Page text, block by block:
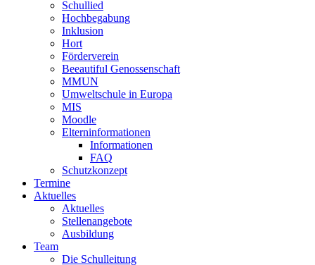
Schullied
Hochbegabung
Inklusion
Hort
Förderverein
Beeautiful Genossenschaft
MMUN
Umweltschule in Europa
MIS
Moodle
Elterninformationen
Informationen
FAQ
Schutzkonzept
Termine
Aktuelles
Aktuelles
Stellenangebote
Ausbildung
Team
Die Schulleitung